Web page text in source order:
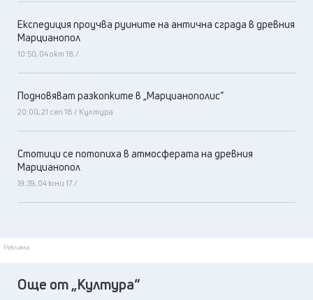
Експедиция проучва руините на антична сграда в древния
Марцианопол
10:50, 04 окт 18 /
Подновяват разкопките в „Марцианополис“
20:00, 21 сеп 18 / Култура
Стотици се потопиха в атмосферата на древния
Марцианопол
19:39, 04 юни 17 /
Реклама
Още от „Култура“